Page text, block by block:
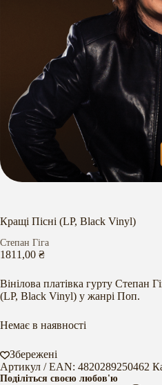
Кращі Пісні (LP, Black Vinyl)
Степан Гіга
1811,00 ₴
Вінілова платівка гурту Степан
(LP, Black Vinyl) у жанрі Поп.
Немає в наявності
Збережені
Артикул / EAN: 4820289250462
Поділіться своєю любов'ю